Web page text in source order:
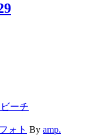
ォト By amp.